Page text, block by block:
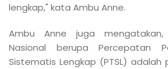
lengkap," kata Ambu Anne.
Ambu Anne juga mengatakan,
Nasional berupa Percepatan
Sistematis Lengkap (PTSL)